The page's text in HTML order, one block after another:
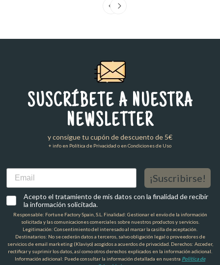
SUSCRÍBETE A NUESTRA
NEWSLETTER
y consigue tu cupón de descuento de 5€
+ info en Política de Privacidad o en Condiciones de Uso
Email
¡Suscribirse!
Acepto el tratamiento de mis datos con la finalidad de recibir
la información solicitada.
Responsable: Fortune Factory Spain, S.L. Finalidad: Gestionar el envío de la información
solicitada y las comunicaciones comerciales sobre nuestros productos y servicios.
Legitimación: Consentimiento del interesado al marcar la casilla de aceptación.
Destinatarios: No se cederán datos a terceros, salvo obligación legal o proveedores de
servicios de email marketing (Klaviyo) acogidos a acuerdos de privacidad. Derechos: Acceder,
rectificar y suprimir los datos, así como otros derechos explicados en la información adicional.
Información adicional: Puede consultar la información detallada en nuestra Política de